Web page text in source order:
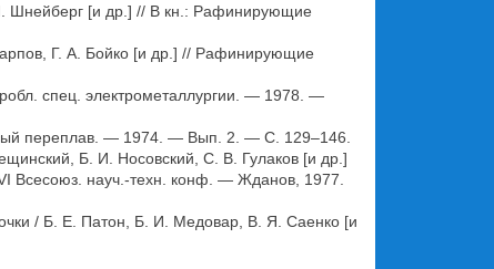
Шнейберг [и др.] // В кн.: Рафинирующие
Г. А. Бойко [и др.] // Рафинирующие
спец. электрометаллургии. — 1978. —
переплав. — 1974. — Вып. 2. — С. 129–146.
Б. И. Носовский, С. В. Гулаков [и др.]
Всесоюз. науч.-техн. конф. — Жданов, 1977.
/ Б. Е. Патон, Б. И. Медовар, В. Я. Саенко [и